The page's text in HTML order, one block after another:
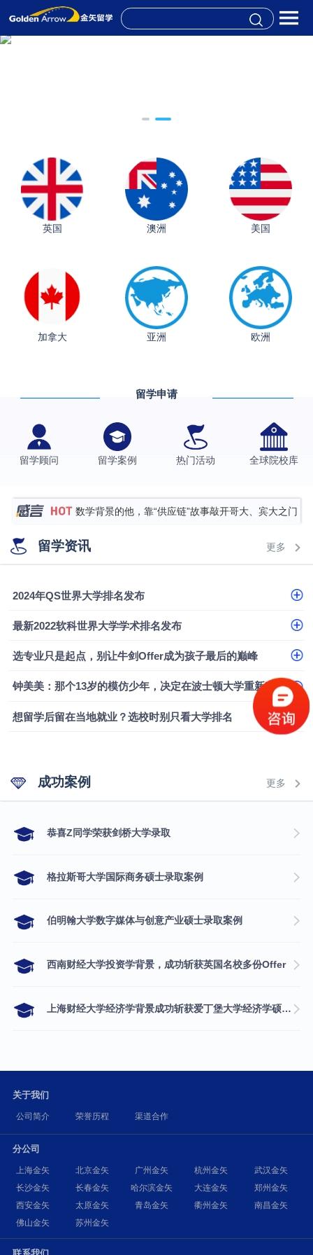
英国 澳洲 美国
加拿大 亚洲 欧洲
留学申请
留学顾问 留学案例 热门活动 全球院校库
伯明翰大学数字媒体与创意产业硕士录取案例
西南财经大学投资学背景，成功斩获英国名校多份
硕士录取
数学背景的他，靠“供应链”故事敲开哥大、宾大之门
专科逆袭伦敦大学学院UCL录取案例解析
香港浸会大学伦理与公共事务硕士录取
留学资讯 更多
2024年QS世界大学排名发布
最新2022软科世界大学学术排名发布
选专业只是起点，别让牛剑Offer成为孩子最后的巅峰
钟美美：那个13岁的模仿少年，决定在波士顿大学重新定义自己
想留学后留在当地就业？选校时别只看大学排名
成功案例 更多
​恭喜Z同学荣获剑桥大学录取
格拉斯哥大学国际商务硕士录取案例
伯明翰大学数字媒体与创意产业硕士录取案例
西南财经大学投资学背景，成功斩获英国名校多份Offer
上海财经大学经济学背景成功斩获爱丁堡大学经济学硕士录取
关于我们
公司简介 荣誉历程 渠道合作
分公司
上海金矢 北京金矢 广州金矢 杭州金矢
武汉金矢
长沙金矢
长春金矢 哈尔滨金矢 大连金矢
郑州金矢
西安金矢
太原金矢 青岛金矢 衢州金矢
南昌金矢
佛山金矢
苏州金矢